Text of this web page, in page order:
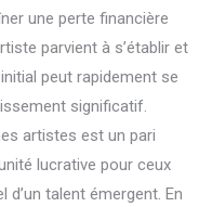
une perte financière
parvient à s’établir et
peut rapidement se
significatif.
artistes est un pari
lucrative pour ceux
d’un talent émergent. En